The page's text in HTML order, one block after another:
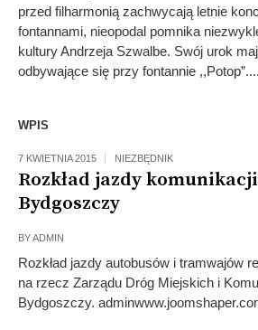
przed filharmonią zachwycają letnie
fontannami, nieopodal pomnika
kultury Andrzeja Szwalbe. Swój urok
odbywające się przy fontannie ,,Potop”....
WPIS
7 KWIETNIA 2015 NIEZBĘDNIK
Rozkład jazdy
Bydgoszczy
BYADMIN
Rozkład jazdy autobusów i tramwajów
na rzecz Zarządu Dróg Miejskich i
Bydgoszczy.